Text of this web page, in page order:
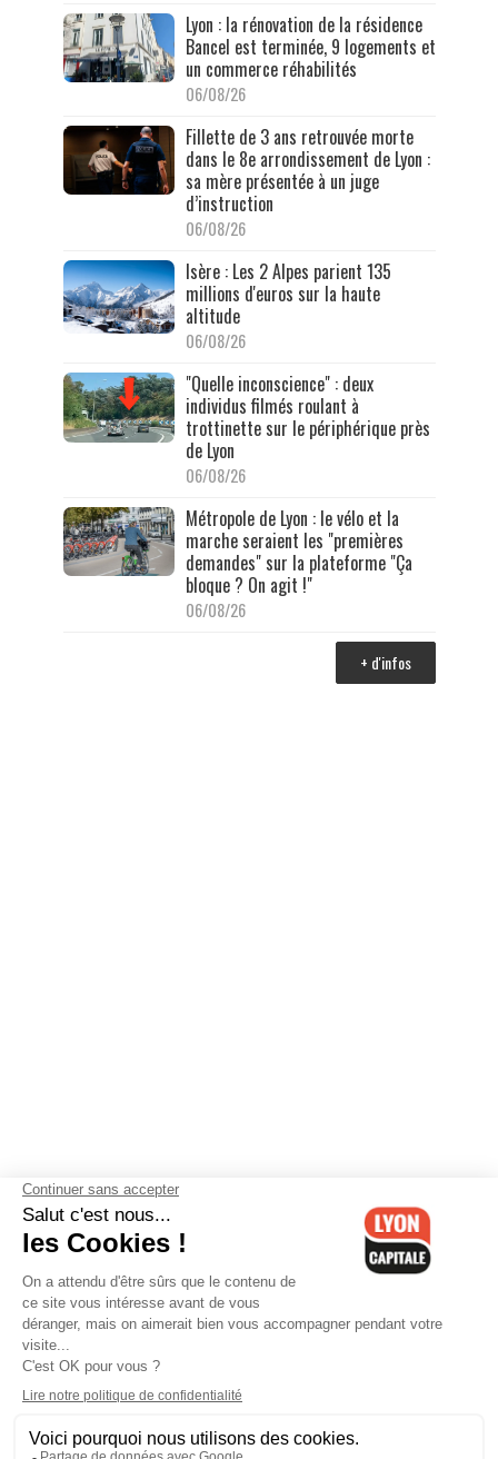
Lyon : la rénovation de la résidence
Bancel est terminée, 9 logements et
un commerce réhabilités
06/08/26
Fillette de 3 ans retrouvée morte
dans le 8e arrondissement de Lyon :
sa mère présentée à un juge
d’instruction
06/08/26
Isère : Les 2 Alpes parient 135
millions d'euros sur la haute
altitude
06/08/26
"Quelle inconscience" : deux
individus filmés roulant à
trottinette sur le périphérique près
de Lyon
06/08/26
Métropole de Lyon : le vélo et la
marche seraient les "premières
demandes" sur la plateforme "Ça
bloque ? On agit !"
06/08/26
+ d'infos
Contactez-nous-Mentions légales-CGV-Politique de